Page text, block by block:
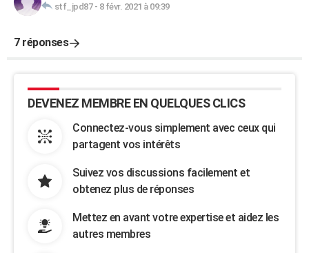
stf_jpd87- 8 févr. 2021 à 09:39
7 réponses
DEVENEZ MEMBRE EN QUELQUES CLICS
Connectez-vous simplement avec ceux qui
partagent vos intérêts
Suivez vos discussions facilement et
obtenez plus de réponses
Mettez en avant votre expertise et aidez les
autres membres